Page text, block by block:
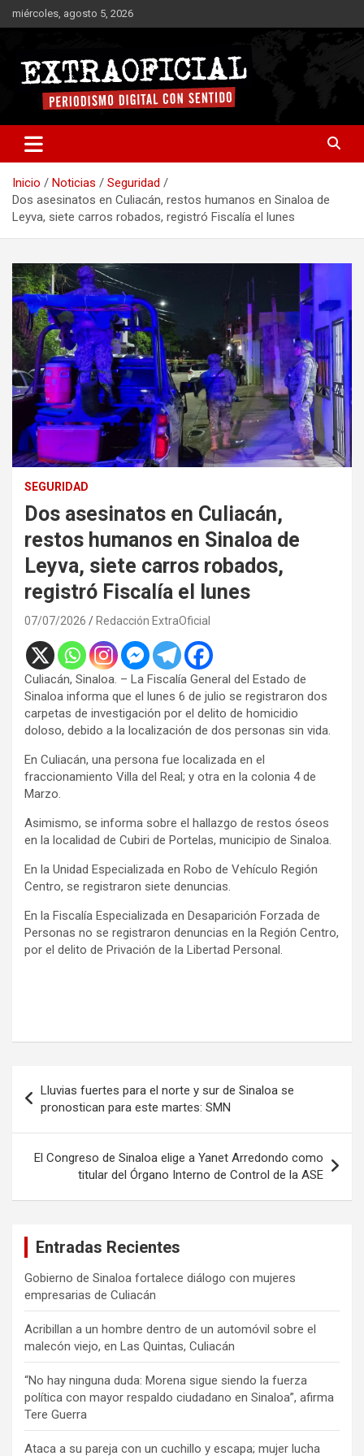
Saltar
al
miércoles, agosto 5, 2026
Extraoficial
Inicio Noticias
Seguridad
Dos asesinatos en Culiacán, restos humanos en Sinaloa de
Leyva, siete carros robados, registró Fiscalía el lunes
SEGURIDAD
Dos asesinatos en Culiacán,
restos humanos en Sinaloa de
Leyva, siete carros robados,
registró Fiscalía el lunes
07/07/2026 Redacción ExtraOficial
Culiacán, Sinaloa. – La Fiscalía General del Estado de
Sinaloa informa que el lunes 6 de julio se registraron dos
carpetas de investigación por el delito de homicidio
doloso, debido a la localización de dos personas sin vida.
En Culiacán, una persona fue localizada en el
fraccionamiento Villa del Real; y otra en la colonia 4 de
Marzo.
Asimismo, se informa sobre el hallazgo de restos óseos
en la localidad de Cubiri de Portelas, municipio de Sinaloa.
En la Unidad Especializada en Robo de Vehículo Región
Centro, se registraron siete denuncias.
En la Fiscalía Especializada en Desaparición Forzada de
Personas no se registraron denuncias en la Región Centro,
por el delito de Privación de la Libertad Personal.
de
entradas
Lluvias fuertes para el norte y sur de Sinaloa se
pronostican para este martes: SMN
El Congreso de Sinaloa elige a Yanet Arredondo como
titular del Órgano Interno de Control de la ASE
Entradas Recientes
Gobierno de Sinaloa fortalece diálogo con mujeres
empresarias de Culiacán
Acribillan a un hombre dentro de un automóvil sobre el
malecón viejo, en Las Quintas, Culiacán
“No hay ninguna duda: Morena sigue siendo la fuerza
política con mayor respaldo ciudadano en Sinaloa”, afirma
Tere Guerra
Ataca a su pareja con un cuchillo y escapa; mujer lucha